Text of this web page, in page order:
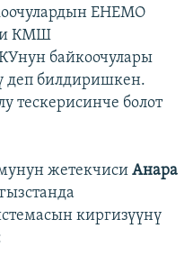
ЕНЕМО
КМШ
байкоочулары
деп билдиришкен.
тескерисинче болот
жетекчиси Анара
киргизүүнү